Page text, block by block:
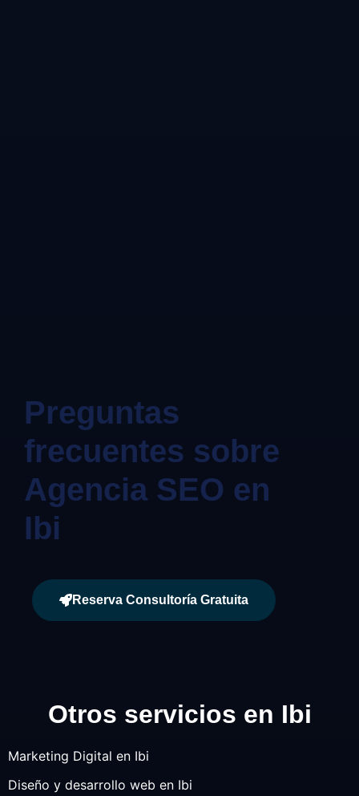
Preguntas
frecuentes sobre
Agencia SEO en
Ibi
Reserva Consultoría Gratuita
Otros servicios en Ibi
Marketing Digital en Ibi
Diseño y desarrollo web en Ibi